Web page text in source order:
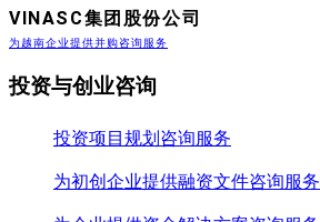
VINASC集团股份公司
为越南企业提供并购咨询服务
投资与创业咨询
投资项目规划咨询服务
为初创企业提供融资文件咨询服务